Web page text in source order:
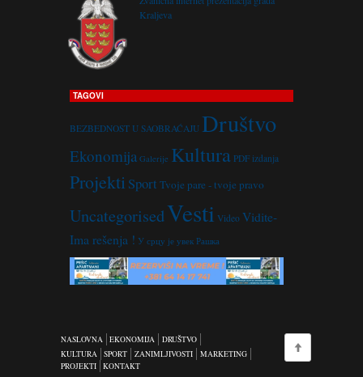
Kraljeva
TAGOVI
BEZBEDNOST U SAOBRAĆAJU Društvo
Ekonomija Galerije Kultura PDF izdanja
Projekti Sport Tvoje pare - tvoje pravo
UncategorisedVesti Video Vidite-
Ima rešenja ! У срцу је увек Рашка
NASLOVNA EKONOMIJA
DRUŠTVO
KULTURA
SPORT ZANIMLJIVOSTI
MARKETING
PROJEKTI
KONTAKT